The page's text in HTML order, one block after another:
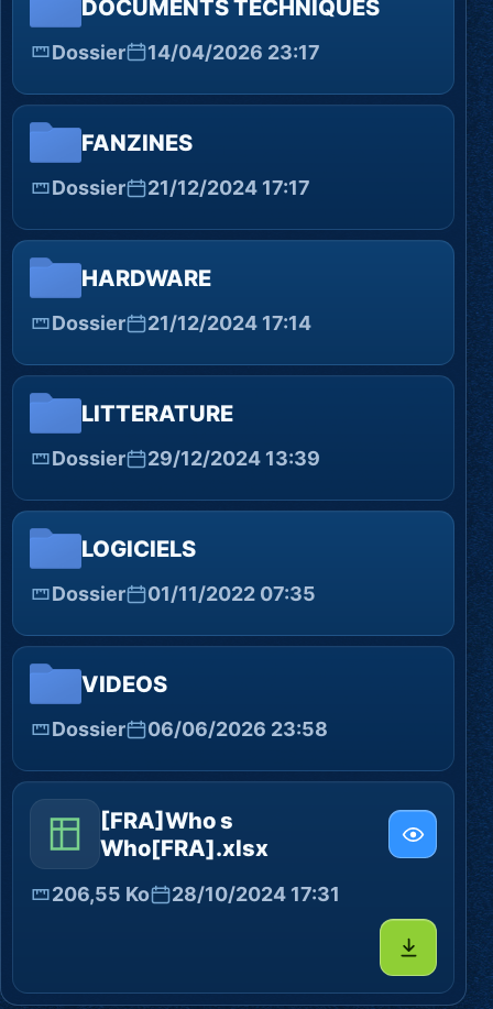
DOCUMENTS TECHNIQUES
Dossier 14/04/2026 23:17
FANZINES
Dossier 21/12/2024 17:17
HARDWARE
Dossier 21/12/2024 17:14
LITTERATURE
Dossier 29/12/2024 13:39
LOGICIELS
Dossier 01/11/2022 07:35
VIDEOS
Dossier 06/06/2026 23:58
[FRA]Who s
Who[FRA].xlsx
206,55 Ko 28/10/2024 17:31